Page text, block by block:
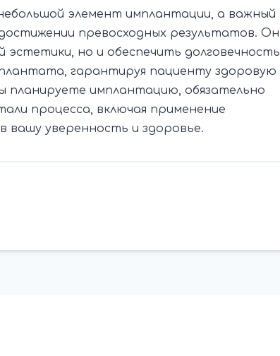
элемент имплантации, а важный
превосходных результатов. Он
эстетики, но и обеспечить долговечность
гарантируя пациенту здоровую
планируете имплантацию, обязательно
процесса, включая применение
вашу уверенность и здоровье.